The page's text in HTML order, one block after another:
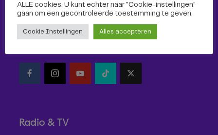
Volg ons!
Volg Omroep Tilburg niet alleen hier, maar ook via social
Radio & TV
ALLE cookies. U kunt echter naar "Cookie-instellingen"
gaan om een ​​gecontroleerde toestemming te geven.
Cookie Instellingen Alles accepteren